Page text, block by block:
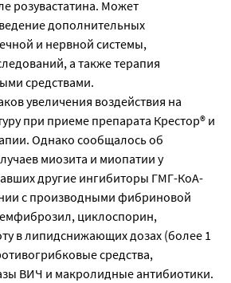
розувастатина. Может
дополнительных
и нервной системы,
а также терапия
средствами.
увеличения воздействия на
при приеме препарата Крестор® и
Однако сообщалось об
миозита и миопатии у
другие ингибиторы ГМГ-КоА-
с производными фибриновой
циклоспорин,
в липидснижающих дозах (более 1
средства,
ВИЧ и макролидные антибиотики.